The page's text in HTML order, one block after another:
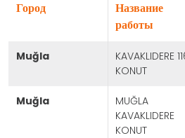
город
Название
работы
muğla
KAVAKLIDERE
KONUT
muğla
MUĞLA
KAVAKLIDERE
KONUT